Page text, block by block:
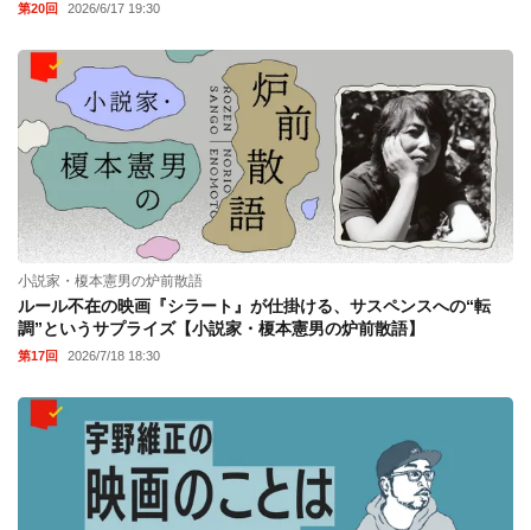
第20回 2026/6/17 19:30
小説家・榎本憲男の炉前散語
ルール不在の映画『シラート』が仕掛ける、サスペンスへの“転
調”というサプライズ【小説家・榎本憲男の炉前散語】
第17回 2026/7/18 18:30